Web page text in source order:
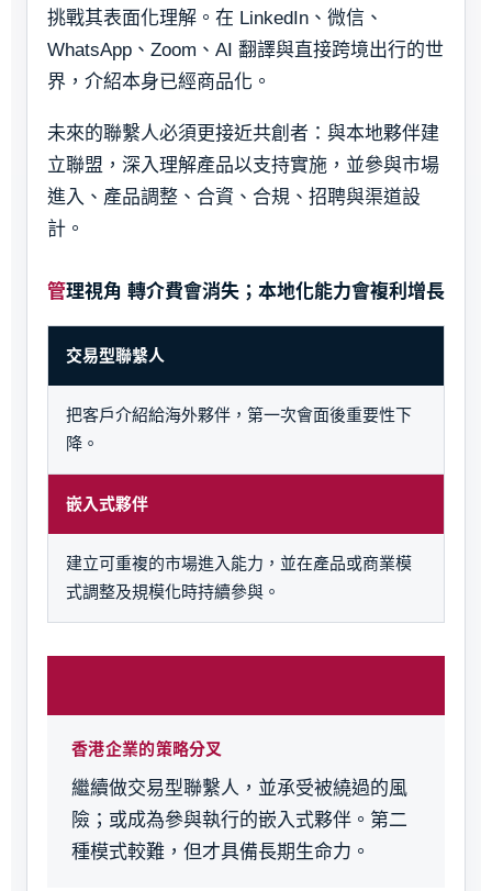
挑戰其表面化理解。在 LinkedIn、微信、
WhatsApp、Zoom、AI 翻譯與直接跨境出行的世
界，介紹本身已經商品化。
未來的聯繫人必須更接近共創者：與本地夥伴建
立聯盟，深入理解產品以支持實施，並參與市場
進入、產品調整、合資、合規、招聘與渠道設
計。
管理視角 轉介費會消失；本地化能力會複利增長
交易型聯繫人
把客戶介紹給海外夥伴，第一次會面後重要性下
降。
嵌入式夥伴
建立可重複的市場進入能力，並在產品或商業模
式調整及規模化時持續參與。
香港企業的策略分叉
繼續做交易型聯繫人，並承受被繞過的風
險；或成為參與執行的嵌入式夥伴。第二
種模式較難，但才具備長期生命力。